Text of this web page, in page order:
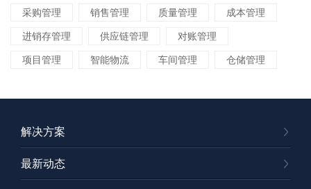
采购管理 销售管理 质量管理 成本管理
进销存管理 供应链管理 对账管理
项目管理 智能物流 车间管理 仓储管理
解决方案
最新动态